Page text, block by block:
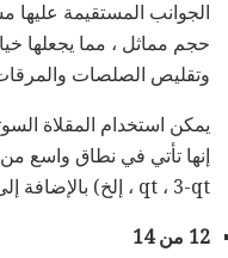
الجوانب المستقيمة
حجم مماثل ، مما يجعلها
وتقليص الصلصات
يمكن استخدام المقلاة
qt ، 3-qt ، إلخ) بالإضافة إلى محيطها.
12 من 14